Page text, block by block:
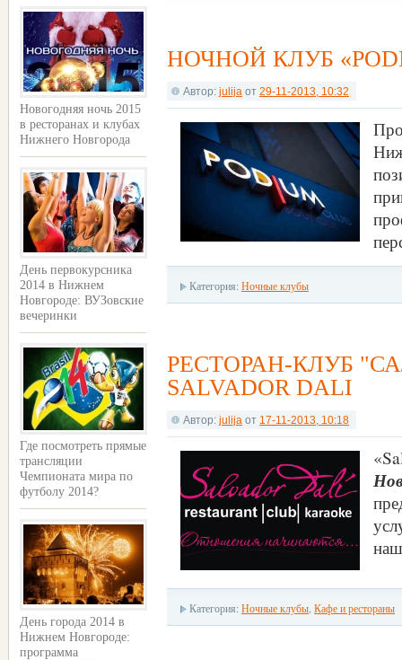
Новогодняя ночь 2015
в ресторанах и клубах
Нижнего Новгорода
День первокурсника
2014 в Нижнем
Новгороде: ВУЗовские
вечеринки
Где посмотреть прямые
трансляции
Чемпионата мира по
футболу 2014?
День города 2014 в
Нижнем Новгороде:
программа
НОЧНОЙ КЛУБ
Автор: julija от 29-11-2013, 10:32
Категория: Ночные клубы
РЕСТОРАН-КЛУБ
SALVADOR DALI
Автор: julija от 17-11-2013, 10:18
Категория: Ночные клубы, Кафе и рестораны